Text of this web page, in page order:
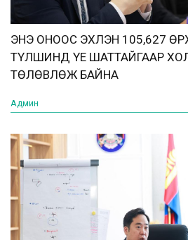
ЭНЭ ОНООС ЭХЛЭН 105,627
ТҮЛШИНД ҮЕ ШАТТАЙГААР
ТӨЛӨВЛӨЖ БАЙНА
Админ